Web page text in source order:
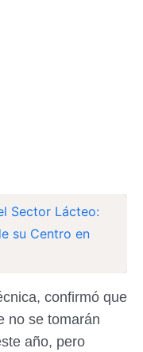
Sector Lácteo:
su Centro en
confirmó que
no se tomarán
año, pero